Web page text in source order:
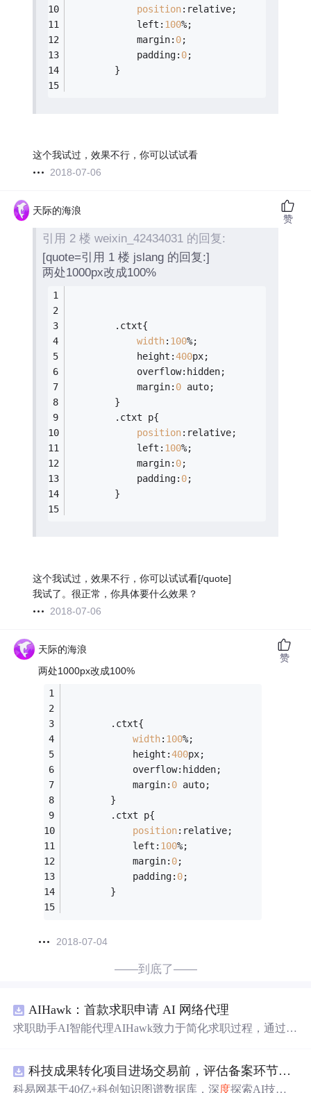
position:relative;
			left:
100%;
			margin:
0;
			padding:
0;
		}
这个我试过，效果不行，你可以试试看
2018-07-06
天际的海浪
引用 2 楼 weixin_42434031 的回复:
[quote=引用 1 楼 jslang 的回复:]
两处1000px改成100%
		.ctxt{
width: 100%;
			height:
400px;
			overflow:hidden;
			margin:
0 auto;
		}
		.ctxt p{
position:relative;
			left:
100%;
			margin:
0;
			padding:
0;
		}
这个我试过，效果不行，你可以试试看[/quote]
我试了。很正常，你具体要什么效果？
2018-07-06
赞
天际的海浪
两处1000px改成100%
		.ctxt{
width: 100%;
			height:
400px;
			overflow:hidden;
			margin:
0 auto;
		}
		.ctxt p{
position:relative;
			left:
100%;
			margin:
0;
			padding:
0;
		}
2018-07-04
赞
——到底了——
AIHawk：首款求职申请 AI 网络代理
求职助手AI智能代理AIHawk致力于简化求职过程，通过自
科技成果转化项目进场交易前，评估备案环节需要准备哪些材料？.docx
科易网基于40亿+科创知识图谱数据库，深度探索AI技术